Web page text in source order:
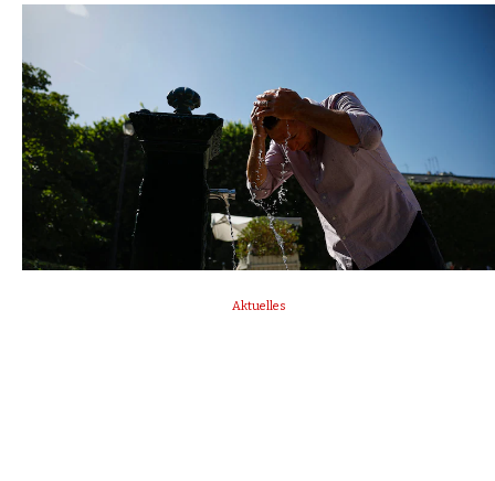
Aktuelles